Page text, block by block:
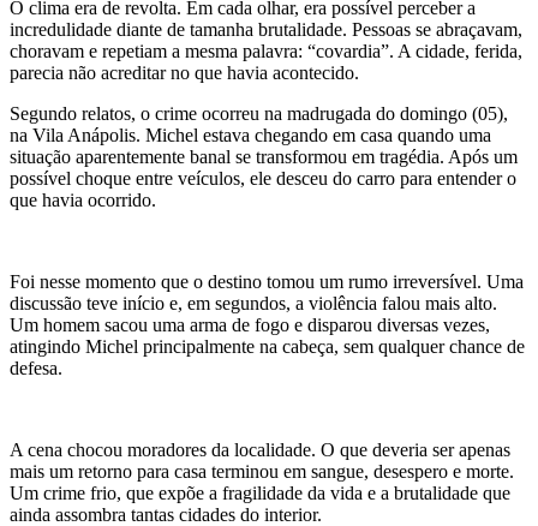
O clima era de revolta. Em cada olhar, era possível perceber a
incredulidade diante de tamanha brutalidade. Pessoas se abraçavam,
choravam e repetiam a mesma palavra: “covardia”. A cidade, ferida,
parecia não acreditar no que havia acontecido.
Segundo relatos, o crime ocorreu na madrugada do domingo (05),
na Vila Anápolis. Michel estava chegando em casa quando uma
situação aparentemente banal se transformou em tragédia. Após um
possível choque entre veículos, ele desceu do carro para entender o
que havia ocorrido.
Foi nesse momento que o destino tomou um rumo irreversível. Uma
discussão teve início e, em segundos, a violência falou mais alto.
Um homem sacou uma arma de fogo e disparou diversas vezes,
atingindo Michel principalmente na cabeça, sem qualquer chance de
defesa.
A cena chocou moradores da localidade. O que deveria ser apenas
mais um retorno para casa terminou em sangue, desespero e morte.
Um crime frio, que expõe a fragilidade da vida e a brutalidade que
ainda assombra tantas cidades do interior.